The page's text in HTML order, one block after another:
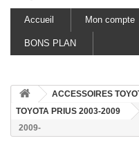
Accueil Mon compte
BONS PLAN
ACCESSOIRES
TOYOTA PRIUS 2003-2009
2009-